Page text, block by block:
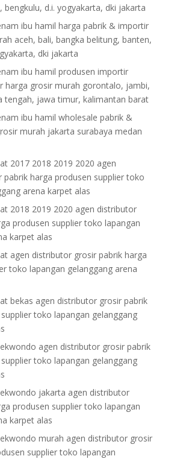
bengkulu, d.i. yogyakarta, dki jakarta
ibu hamil harga pabrik & importir
aceh, bali, bangka belitung, banten,
dki jakarta
ibu hamil produsen importir
harga grosir murah gorontalo, jambi,
tengah, jawa timur, kalimantan barat
ibu hamil wholesale pabrik &
murah jakarta surabaya medan
2017 2018 2019 2020 agen
pabrik harga produsen supplier toko
arena karpet alas
2018 2019 2020 agen distributor
produsen supplier toko lapangan
karpet alas
agen distributor grosir pabrik harga
toko lapangan gelanggang arena
bekas agen distributor grosir pabrik
toko lapangan gelanggang
agen distributor grosir pabrik
toko lapangan gelanggang
jakarta agen distributor
produsen supplier toko lapangan
karpet alas
murah agen distributor grosir
supplier toko lapangan